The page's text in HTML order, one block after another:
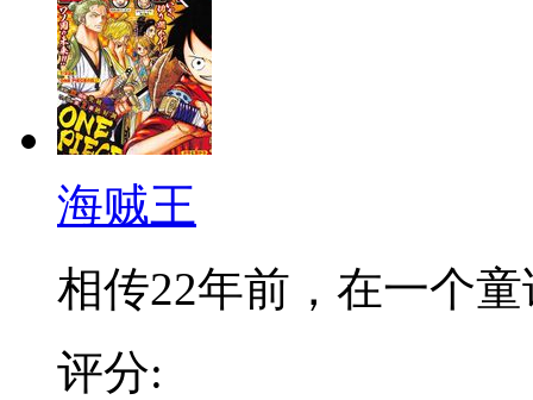
海贼王
相传22年前，在一个
评分: